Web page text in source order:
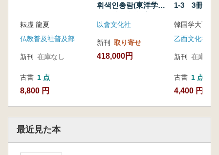
耘虚 龍夏
仏教普及社普及部
新刊 在庫なし
古書 1 点
8,800 円
휘색인총람(東洋学関
覧) 全10巻
以會文化社
新刊 取り寄せ
418,000円
1-3 3冊セッ
乙酉文化社
新刊 在庫なし
古書 1 点
4,400 円
最近見た本